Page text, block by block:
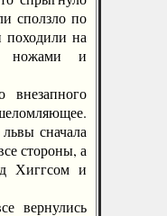
сползло по
на
ножами и
сначала
стороны, а
Хиггсом и